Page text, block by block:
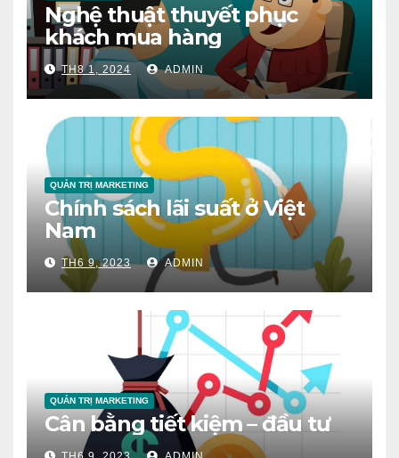
Nghệ thuật thuyết phục
khách mua hàng
TH8 1, 2024 ADMIN
QUẢN TRỊ MARKETING
Chính sách lãi suất ở Việt
Nam
TH6 9, 2023 ADMIN
QUẢN TRỊ MARKETING
Cân bằng tiết kiệm – đầu tư